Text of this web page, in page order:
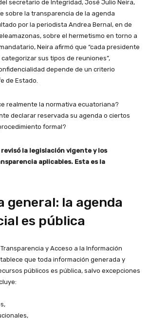
secretario de Integridad, José Julio Neira,
sobre la transparencia de la agenda
por la periodista Andrea Bernal, en de
sobre el hermetismo en torno a
Neira afirmó que “cada presidente
sus tipos de reuniones”,
depende de un criterio
de Estado.
realmente la normativa ecuatoriana?
declarar reservada su agenda o ciertos
formal?
la legislación vigente y los
aplicables. Esta es la
general: la agenda
es pública
y Acceso a la Información
que toda información generada y
públicos es pública, salvo excepciones